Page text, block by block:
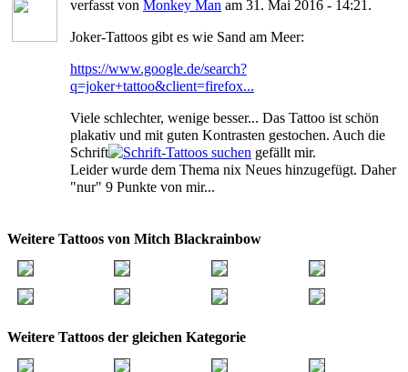
verfasst von Monkey Man am 31. Mai 2016 - 14:21.
Joker-Tattoos gibt es wie Sand am Meer:
https://www.google.de/search?
q=joker+tattoo&client=firefox...
Viele schlechter, wenige besser... Das Tattoo ist schön
plakativ und mit guten Kontrasten gestochen. Auch die
Schrift
gefällt mir.
Leider wurde dem Thema nix Neues hinzugefügt. Daher
"nur" 9 Punkte von mir...
Weitere Tattoos von Mitch Blackrainbow
Weitere Tattoos der gleichen Kategorie